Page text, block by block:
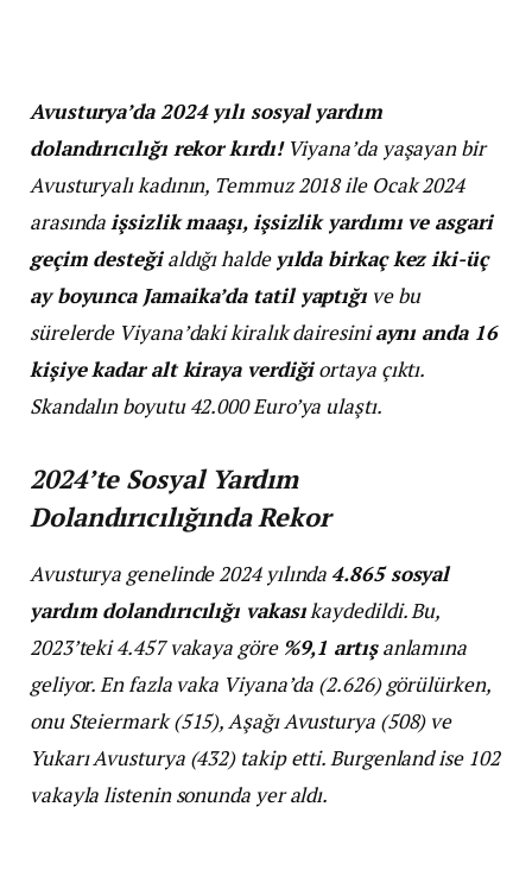
Avusturya’da 2024 yılı sosyal yardım
dolandırıcılığı rekor kırdı!Viyana’da yaşayan bir
Avusturyalı kadının, Temmuz 2018 ile Ocak 2024
arasındaişsizlik maaşı, işsizlik yardımı ve asgari
geçim desteğialdığı halde yılda birkaç kez iki-üç
ay boyunca Jamaika’da tatil yaptığıve bu
sürelerde Viyana’daki kiralık dairesiniaynı anda 16
kişiye kadar alt kiraya verdiğiortaya çıktı.
Skandalın boyutu 42.000 Euro’ya ulaştı.
2024’te Sosyal Yardım
Dolandırıcılığında Rekor
Avusturya genelinde 2024 yılında4.865 sosyal
yardım dolandırıcılığı vakasıkaydedildi. Bu,
2023’teki 4.457 vakaya göre %9,1 artışanlamına
geliyor. En fazla vaka Viyana’da (2.626) görülürken,
onu Steiermark (515), Aşağı Avusturya (508) ve
Yukarı Avusturya (432) takip etti. Burgenland ise 102
vakayla listenin sonunda yer aldı.